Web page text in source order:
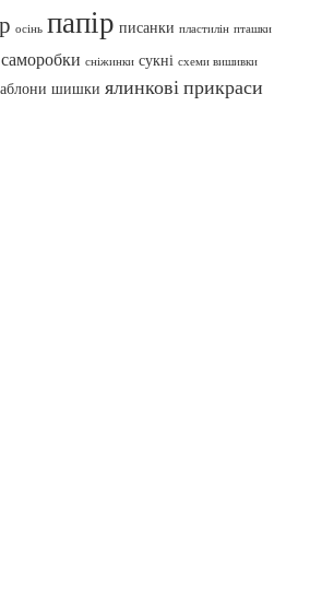
осінь папір писанки пластилін пташки
саморобки сніжинки сукні схеми вишивки
шишки ялинкові прикраси